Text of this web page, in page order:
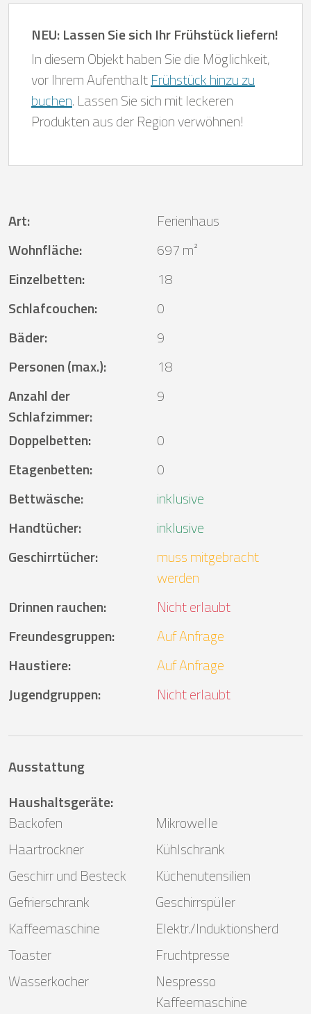
NEU: Lassen Sie sich Ihr Frühstück liefern!
In diesem Objekt haben Sie die Möglichkeit,
vor Ihrem AufenthaltFrühstück hinzu zu
buchen. Lassen Sie sich mit leckeren
Produkten aus der Region verwöhnen!
Art:
Ferienhaus
Wohnfläche:
697 m²
Einzelbetten:
18
Schlafcouchen:
0
Bäder:
9
Personen (max.):
18
Anzahl der
Schlafzimmer:
9
Doppelbetten:
0
Etagenbetten:
0
Bettwäsche:
inklusive
Handtücher:
inklusive
Geschirrtücher:
muss mitgebracht
werden
Drinnen rauchen:
Nicht erlaubt
Freundesgruppen:
Auf Anfrage
Haustiere:
Auf Anfrage
Jugendgruppen: Nicht erlaubt
Ausstattung
Haushaltsgeräte:
Backofen
Mikrowelle
Haartrockner
Kühlschrank
Geschirr und Besteck
Küchenutensilien
Gefrierschrank
Geschirrspüler
Kaffeemaschine
Elektr./Induktionsherd
Toaster
Fruchtpresse
Wasserkocher
Nespresso
Kaffeemaschine